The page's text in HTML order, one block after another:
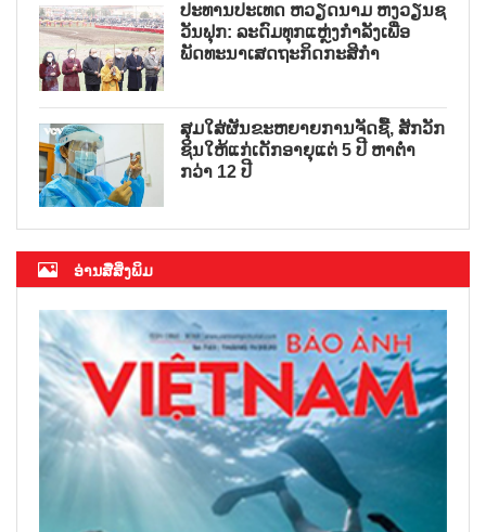
ປະທານປະເທດ ຫວຽດນາມ ຫງວຽນຊ
ວັນຟຸກ: ລະດົມທຸກແຫຼ່ງກຳລັງເພື່ອ
ພັດທະນາເສດຖະກິດກະສິກຳ
ສຸມໃສ່ຜັນຂະຫຍາຍການຈັດຊື້, ສັກວັກ
ຊິນໃຫ້ແກ່ເດັກອາຍຸແຕ່ 5 ປີ ຫາຕ່ຳ
ກວ່າ 12 ປີ
ອ່ານສື່ສິ່ງພິມ